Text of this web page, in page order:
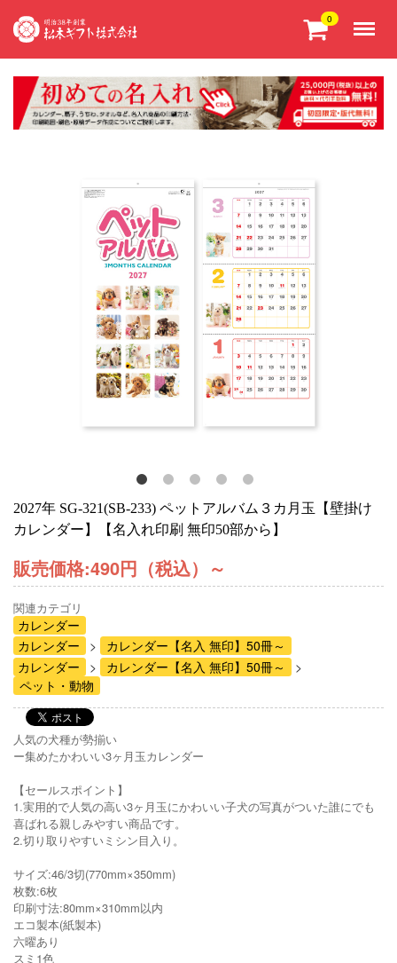
0
2027年 SG-321(SB-233) ペットアルバム３カ月玉【壁掛け
カレンダー】【名入れ印刷 無印50部から】
販売価格:490円（税込） ～
関連カテゴリ
カレンダー
カレンダー
カレンダー【名入 無印】50冊～
カレンダー
カレンダー【名入 無印】50冊～
ペット・動物
人気の犬種が勢揃い
ー集めたかわいい3ヶ月玉カレンダー
【セールスポイント】
1.実用的で人気の高い3ヶ月玉にかわいい子犬の写真がついた誰にでも
喜ばれる親しみやすい商品です。
2.切り取りやすいミシン目入り。
サイズ:46/3切(770mm×350mm)
枚数:6枚
印刷寸法:80mm×310mm以内
エコ製本(紙製本)
六曜あり
スミ1色